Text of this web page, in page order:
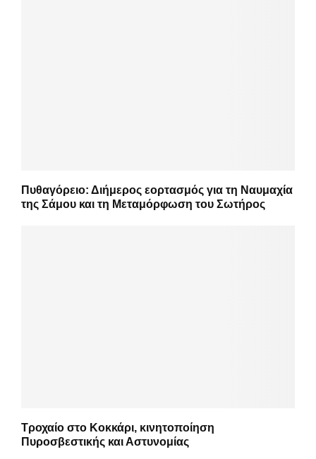
Πυθαγόρειο: Διήμερος εορτασμός για τη Ναυμαχία
της Σάμου και τη Μεταμόρφωση του Σωτήρος
Τροχαίο στο Κοκκάρι, κινητοποίηση
Πυροσβεστικής και Αστυνομίας